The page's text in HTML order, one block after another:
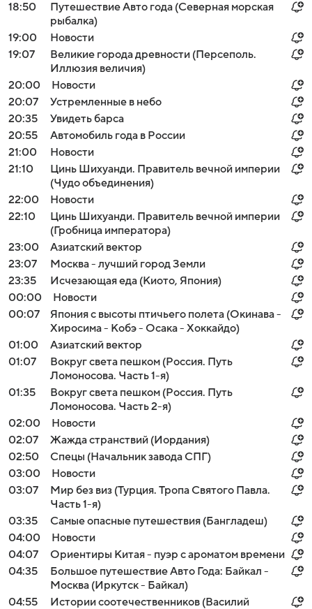
18:50
Путешествие Авто года (Северная морская
рыбалка)
19:00
Новости
19:07
Великие города древности (Персеполь.
Иллюзия величия)
20:00
Новости
20:07
Устремленные в небо
20:35
Увидеть барса
20:55
Автомобиль года в России
21:00
Новости
21:10
Цинь Шихуанди. Правитель вечной империи
(Чудо объединения)
22:00
Новости
22:10
Цинь Шихуанди. Правитель вечной империи
(Гробница императора)
23:00
Азиатский вектор
23:07
Москва - лучший город Земли
23:35
Исчезающая еда (Киото, Япония)
00:00
Новости
00:07
Япония с высоты птичьего полета (Окинава -
Хиросима - Кобэ - Осака - Хоккайдо)
01:00
Азиатский вектор
01:07
Вокруг света пешком (Россия. Путь
Ломоносова. Часть 1-я)
01:35
Вокруг света пешком (Россия. Путь
Ломоносова. Часть 2-я)
02:00
Новости
02:07
Жажда странствий (Иордания)
02:50
Спецы (Начальник завода СПГ)
03:00
Новости
03:07
Мир без виз (Турция. Тропа Святого Павла.
Часть 1-я)
03:35
Самые опасные путешествия (Бангладеш)
04:00
Новости
04:07
Ориентиры Китая - пуэр с ароматом времени
04:35
Большое путешествие Авто Года: Байкал -
Москва (Иркутск - Байкал)
04:55
Истории соотечественников (Василий